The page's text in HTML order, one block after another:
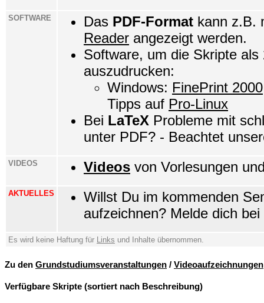
SOFTWARE Das PDF-Format kann z.B.
Reader angezeigt werden.
Software, um die Skripte
auszudrucken:
Windows: FinePrint 2000
Tipps auf Pro-Linux
Bei LaTeX Probleme mit
unter PDF? - Beachtet
VIDEOS Videos von Vorlesungen
AKTUELLES
Willst Du im kommenden
aufzeichnen? Melde dich
Es wird keine Haftung für Links und Inhalte übernommen.
Zu den Grundstudiumsveranstaltungen / Videoaufzeichnungen
Verfügbare Skripte (sortiert nach Beschreibung)